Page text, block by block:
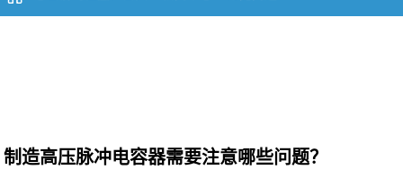
制造高压脉冲电容器需要注意哪些问题？